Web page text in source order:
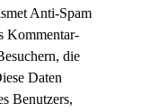
Anti-Spam
Kommentar-
die
Daten
Benutzers,